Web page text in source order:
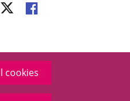
cookies
LINK
APPLICATION.
LINK
APPLICATION.